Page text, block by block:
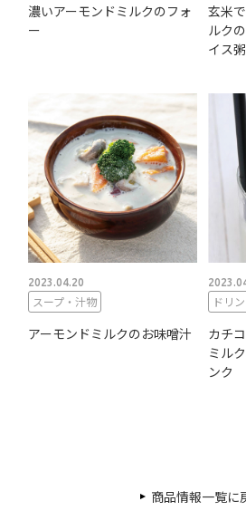
濃いアーモンドミルクのフォ
ー
玄米
ルク
イス粥
2023.04.20
スープ・汁物
アーモンドミルクのお味噌汁
ドリ
カチ
ミル
ンク
商品情報一覧に